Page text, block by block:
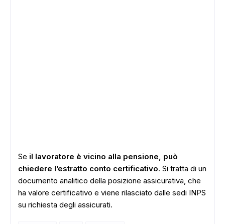
Se il lavoratore è vicino alla pensione, può
chiedere l’estratto conto certificativo. Si tratta di un
documento analitico della posizione assicurativa, che
ha valore certificativo e viene rilasciato dalle sedi INPS
su richiesta degli assicurati.